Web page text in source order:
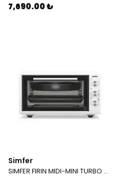
7,690.00 ₺
Simfer
SIMFER FIRIN MIDI-MINI TURBO M 4546